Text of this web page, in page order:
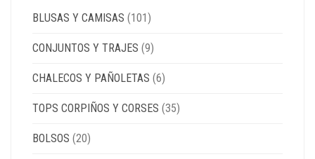
BLUSAS Y CAMISAS (101)
CONJUNTOS Y TRAJES (9)
CHALECOS Y PAÑOLETAS (6)
TOPS CORPIÑOS Y CORSES (35)
BOLSOS (20)